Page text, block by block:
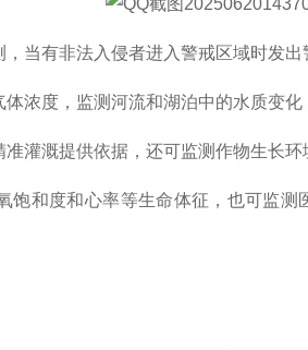
，当有非法入侵者进入警戒区域时发
体浓度，监测河流和湖泊中的水质变化
灌溉提供依据，还可监测作物生长
饱和度和心率等生命体征，也可监